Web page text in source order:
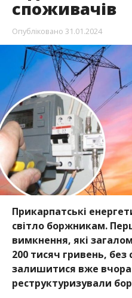
споживачів
Опубліковано 31.01.2024
Прикарпатські
світло боржникам.
вимкнення, які
200 тисяч гривень, без
залишитися вже
реструктуризували